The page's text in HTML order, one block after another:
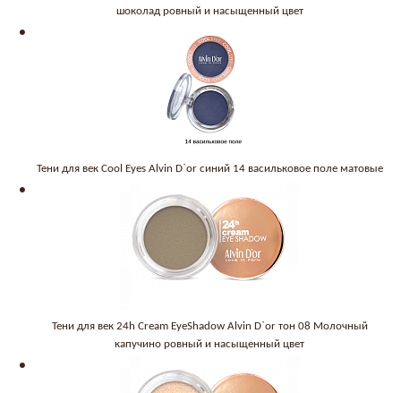
шоколад ровный и насыщенный цвет
Тени для век Cool Eyes Alvin D`or синий 14 васильковое поле матовые
Тени для век 24h Cream EyeShadow Alvin D`or тон 08 Молочный
капучино ровный и насыщенный цвет